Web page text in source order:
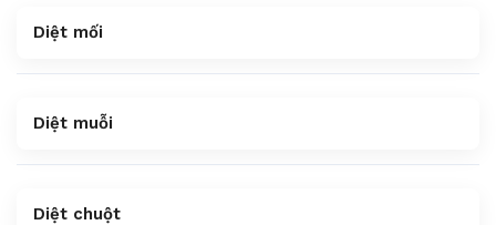
Diệt mối
Diệt muỗi
Diệt chuột